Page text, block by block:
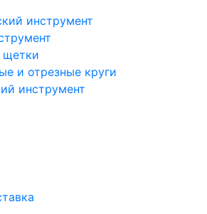
инструмент
щетки
и отрезные круги
инструмент